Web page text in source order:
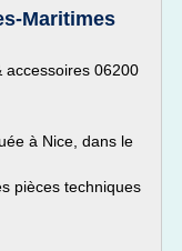
Maritimes
accessoires 06200
à Nice, dans le
pièces techniques